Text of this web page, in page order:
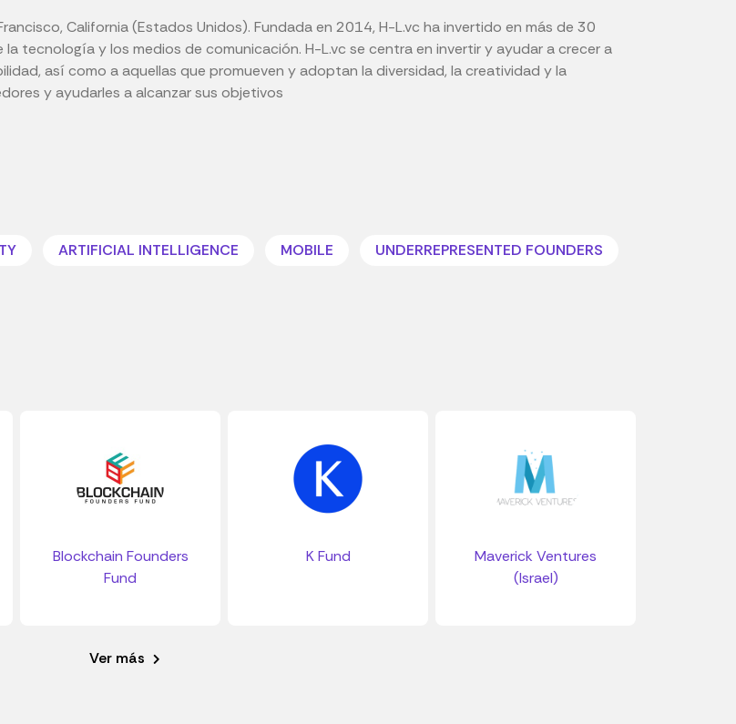
California (Estados Unidos). Fundada en 2014, H-L.vc ha invertido en más de 30
tecnología y los medios de comunicación. H-L.vc se centra en invertir y ayudar a crecer a
así como a aquellas que promueven y adoptan la diversidad, la creatividad y la
y ayudarles a alcanzar sus objetivos
ARTIFICIAL INTELLIGENCE MOBILE
UNDERREPRESENTED FOUNDERS
Blockchain Founders
Fund
K Fund
Maverick Ventures
(Israel)
Ver más